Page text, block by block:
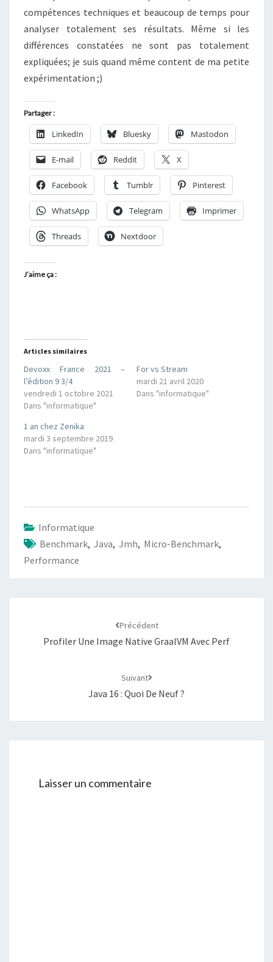
compétences techniques et beaucoup de temps pour
analyser totalement ses résultats. Même si les
différences constatées ne sont pas totalement
expliquées; je suis quand même content de ma petite
expérimentation ;)
Partager :
LinkedIn Bluesky Mastodon
E-mail Reddit X
Facebook Tumblr Pinterest
WhatsApp Telegram Imprimer
Threads Nextdoor
J’aime ça :
Articles similaires
Devoxx France 2021 –
l’édition 9 3/4
vendredi 1 octobre 2021
Dans "informatique"
For vs Stream
mardi 21 avril 2020
Dans "informatique"
1 an chez Zenika
mardi 3 septembre 2019
Dans "informatique"
Informatique
Benchmark, Java, Jmh, Micro-Benchmark,
Performance
Précédent
Profiler Une Image Native GraalVM Avec Perf
Suivant
Java 16 : Quoi De Neuf ?
Laisser un commentaire